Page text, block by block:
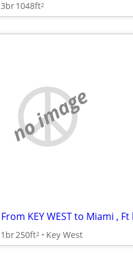
3br1048ft2
no image
1br250ft2 Key West